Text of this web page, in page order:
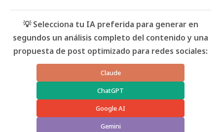
💡 Selecciona tu IA preferida para generar en
segundos un análisis completo del contenido y una
propuesta de post optimizado para redes sociales:
Claude
ChatGPT
Google AI
Gemini